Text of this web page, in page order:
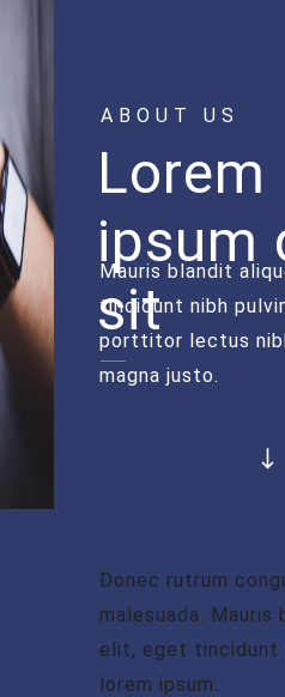
ABOUT US
Lorem
ipsum
sit
Mauris blandit
tincidunt nibh
porttitor lectus
magna justo.
Donec rutrum
malesuada. Mauris
elit, eget tincidunt
lorem ipsum.